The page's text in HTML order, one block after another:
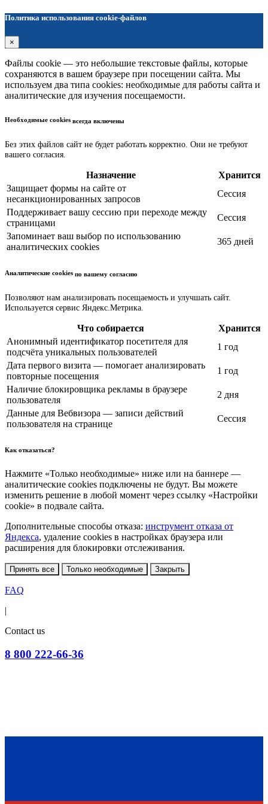
Политика использования cookie-файлов
×
Файлы cookie — это небольшие текстовые файлы, которые
сохраняются в вашем браузере при посещении сайта. Мы
используем два типа cookies: необходимые для работы сайта и
аналитические для изучения посещаемости.
Необходимые cookies всегда включены
Без этих файлов сайт не будет работать корректно. Они не требуют
вашего согласия.
Назначение
Хранится
Защищает формы на сайте от
несанкционированных запросов
Сессия
Поддерживает вашу сессию при переходе между
страницами
Сессия
Запоминает ваш выбор по использованию
аналитических cookies
365 дней
Аналитические cookies по вашему согласию
Позволяют нам анализировать посещаемость и улучшать сайт.
Используется сервис Яндекс.Метрика.
Что собирается
Хранится
Анонимный идентификатор посетителя для
подсчёта уникальных пользователей
1 год
Дата первого визита — помогает анализировать
повторные посещения
1 год
Наличие блокировщика рекламы в браузере
пользователя
2 дня
Данные для Вебвизора — записи действий
пользователя на странице
Сессия
Как отказаться?
Нажмите «Только необходимые» ниже или на баннере —
аналитические cookies подключены не будут. Вы можете
изменить решение в любой момент через ссылку «Настройки
cookie» в подвале сайта.
Дополнительные способы отказа: инструмент отказа от
Яндекса, удаление cookies в настройках браузера или
расширения для блокировки отслеживания.
Принять все Только необходимые Закрыть
FAQ
|
Contact us
8 800 222-66-36